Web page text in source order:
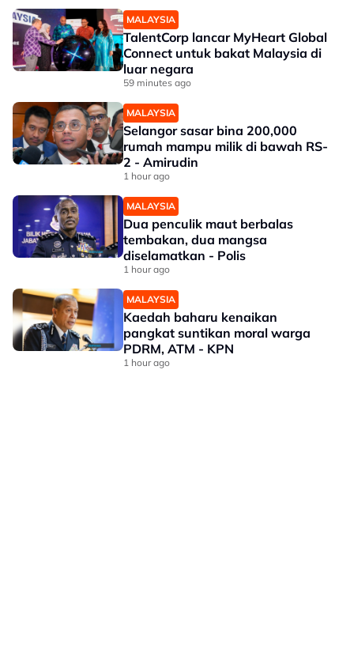
MALAYSIA
TalentCorp lancar MyHeart Global
Connect untuk bakat Malaysia di
luar negara
59 minutes ago
MALAYSIA
Selangor sasar bina 200,000
rumah mampu milik di bawah RS-
2 - Amirudin
1 hour ago
MALAYSIA
Dua penculik maut berbalas
tembakan, dua mangsa
diselamatkan - Polis
1 hour ago
MALAYSIA
Kaedah baharu kenaikan
pangkat suntikan moral warga
PDRM, ATM - KPN
1 hour ago